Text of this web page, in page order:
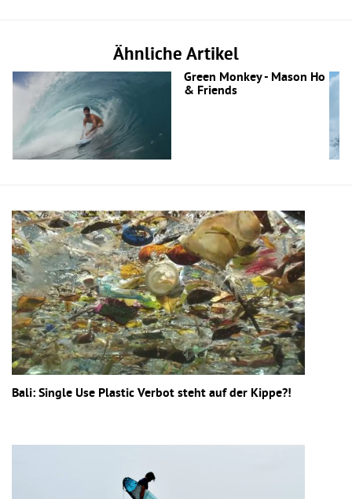
Ähnliche Artikel
Green Monkey - Mason Ho
& Friends
Bali: Single Use Plastic Verbot steht auf der Kippe?!